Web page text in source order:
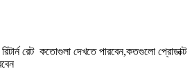
রেট কতোগুলা দেখতে পারবেন,কতগুলো প্রোডাক্ট